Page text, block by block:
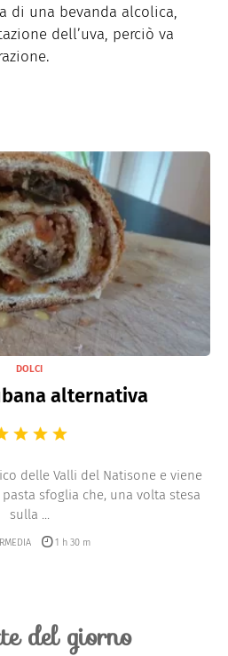
di una bevanda alcolica,
dell’uva, perciò va
DOLCI
alternativa
delle Valli del Natisone e viene
sfoglia che, una volta stesa
sulla ...
1 h 30 m
del giorno